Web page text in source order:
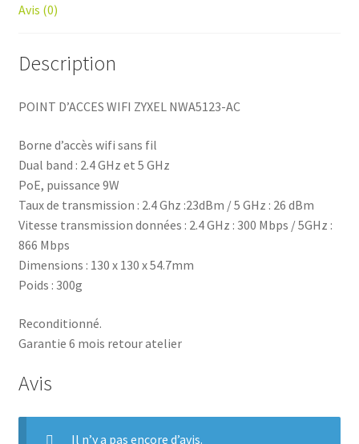
Avis (0)
Description
POINT D’ACCES WIFI ZYXEL NWA5123-AC
Borne d’accès wifi sans fil
Dual band : 2.4 GHz et 5 GHz
PoE, puissance 9W
Taux de transmission : 2.4 Ghz :23dBm / 5 GHz : 26 dBm
Vitesse transmission données : 2.4 GHz : 300 Mbps / 5GHz :
866 Mbps
Dimensions : 130 x 130 x 54.7mm
Poids : 300g
Reconditionné.
Garantie 6 mois retour atelier
Avis
Il n’y a pas encore d’avis.